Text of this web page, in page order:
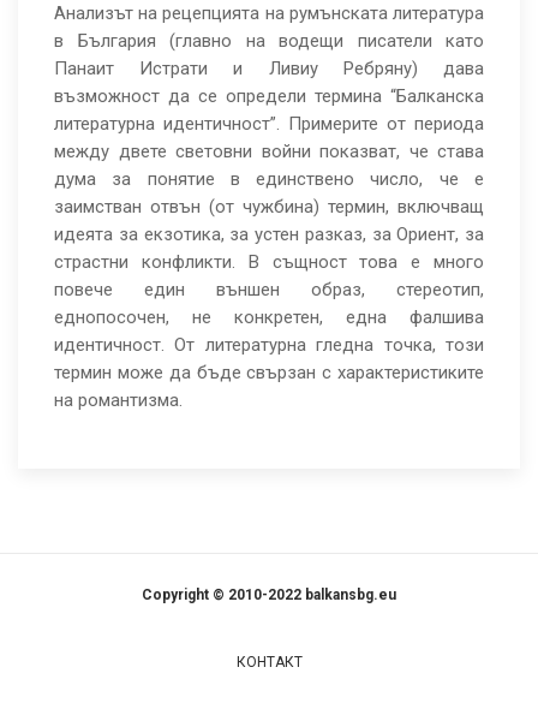
“балканската
литературна
идентичност”
Анализът на рецепцията на румънската литература
в България (главно на водещи писатели като
Панаит Истрати и Ливиу Ребряну) дава
възможност да се определи термина “Балканска
литературна идентичност”. Примерите от периода
между двете световни войни показват, че става
дума за понятие в единствено число, че е
заимстван отвън (от чужбина) термин, включващ
идеята за екзотика, за устен разказ, за Ориент, за
страстни конфликти. В същност това е много
повече един външен образ, стереотип,
еднопосочен, не конкретен, една фалшива
идентичност. От литературна гледна точка, този
термин може да бъде свързан с характеристиките
на романтизма.
Copyright © 2010-2022 balkansbg.eu
КОНТАКТ